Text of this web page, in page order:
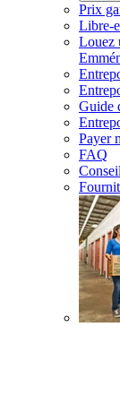
Prix
Libre-
Louez
Guide
Payer
FAQ